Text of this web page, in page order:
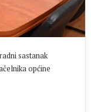
sastanak
općine